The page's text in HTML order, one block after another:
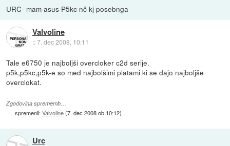
URC- mam asus P5kc nč kj posebnga
Valvoline
::7. dec 2008, 10:11
Tale e6750 je najboljši overcloker c2d serije.
p5k,p5kc,p5k-e so med najbolšimi platami ki se dajo najboljše
overclokat.
Zgodovina sprememb…
spremenil:Valvoline(7. dec 2008 ob 10:12)
Urc